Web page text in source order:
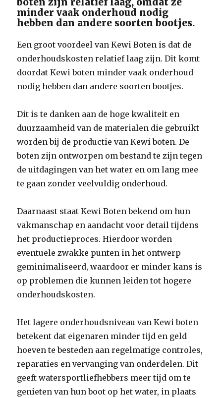
minder vaak onderhoud nodig
hebben dan andere soorten bootjes.
Een groot voordeel van Kewi Boten is dat de
onderhoudskosten relatief laag zijn. Dit komt
doordat Kewi boten minder vaak onderhoud
nodig hebben dan andere soorten bootjes.
Dit is te danken aan de hoge kwaliteit en
duurzaamheid van de materialen die gebruikt
worden bij de productie van Kewi boten. De
boten zijn ontworpen om bestand te zijn tegen
de uitdagingen van het water en om lang mee
te gaan zonder veelvuldig onderhoud.
Daarnaast staat Kewi Boten bekend om hun
vakmanschap en aandacht voor detail tijdens
het productieproces. Hierdoor worden
eventuele zwakke punten in het ontwerp
geminimaliseerd, waardoor er minder kans is
op problemen die kunnen leiden tot hogere
onderhoudskosten.
Het lagere onderhoudsniveau van Kewi boten
betekent dat eigenaren minder tijd en geld
hoeven te besteden aan regelmatige controles,
reparaties en vervanging van onderdelen. Dit
geeft watersportliefhebbers meer tijd om te
genieten van hun boot op het water, in plaats